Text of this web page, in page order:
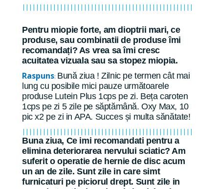
||||||||||||||||||||||||||||||||||||||||||||||||||
Pentru miopie forte, am dioptrii mari, ce
produse, sau combinatii de produse îmi
recomandați? As vrea sa îmi cresc
acuitatea vizuala sau sa stopez miopia.
Raspuns: Bună ziua ! Zilnic pe termen cât mai
lung cu posibile mici pauze următoarele
produse Lutein Plus 1cps pe zi. Beța caroten
1cps pe zi 5 zile pe săptămână. Oxy Max, 10
pic x2 pe zi in APA. Succes și multa sănătate!
||||||||||||||||||||||||||||||||||||||||||||||||||
Buna ziua, Ce imi recomandati pentru a
elimina deteriorarea nervului sciatic? Am
suferit o operatie de hernie de disc acum
un an de zile. Sunt zile in care simt
furnicaturi pe piciorul drept. Sunt zile in